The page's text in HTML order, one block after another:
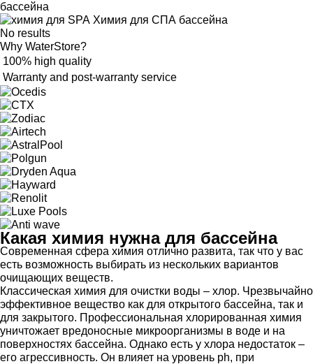
бассейна
Химия для СПА бассейна
No results
Why WaterStore?
100% high quality
Warranty and post-warranty service
Какая химия нужна для бассейна
Современная сфера химия отлично развита, так что у вас
есть возможность выбирать из нескольких вариантов
очищающих веществ.
Классическая химия для очистки воды – хлор. Чрезвычайно
эффективное вещество как для открытого бассейна, так и
для закрытого. Профессиональная хлорированная химия
уничтожает вредоносные микроорганизмы в воде и на
поверхностях бассейна. Однако есть у хлора недостаток –
его агрессивность. Он влияет на уровень ph, при